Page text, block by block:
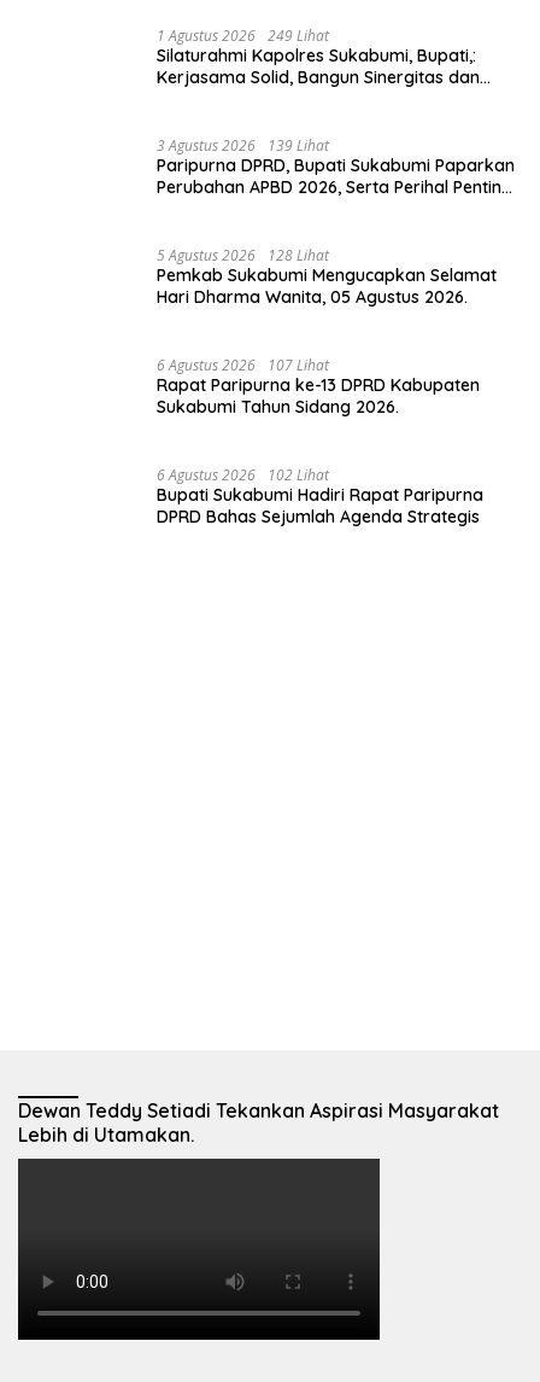
1 Agustus 2026 249 Lihat
Silaturahmi Kapolres Sukabumi, Bupati,:
Kerjasama Solid, Bangun Sinergitas dan
3 Agustus 2026 139 Lihat
Paripurna DPRD, Bupati Sukabumi Paparkan
Perubahan APBD 2026, Serta Perihal Penting
5 Agustus 2026 128 Lihat
Pemkab Sukabumi Mengucapkan Selamat
Hari Dharma Wanita, 05 Agustus 2026.
6 Agustus 2026 107 Lihat
Rapat Paripurna ke-13 DPRD Kabupaten
Sukabumi Tahun Sidang 2026.
6 Agustus 2026 102 Lihat
Bupati Sukabumi Hadiri Rapat Paripurna
DPRD Bahas Sejumlah Agenda Strategis
Dewan Teddy Setiadi Tekankan Aspirasi Masyarakat
Lebih di Utamakan.